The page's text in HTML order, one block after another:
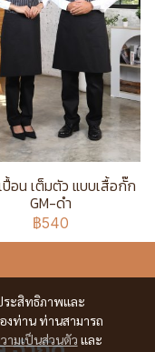
อน เต็มตัว แบบเสื้อกั๊ก
GM-ดำ
฿540
ระสิทธิภาพและ
งท่าน ท่านสามารถ
ามเป็นส่วนตัว และ